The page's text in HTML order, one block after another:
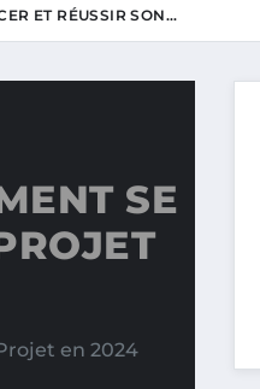
ET RÉUSSIR SON…
SE
en 2024